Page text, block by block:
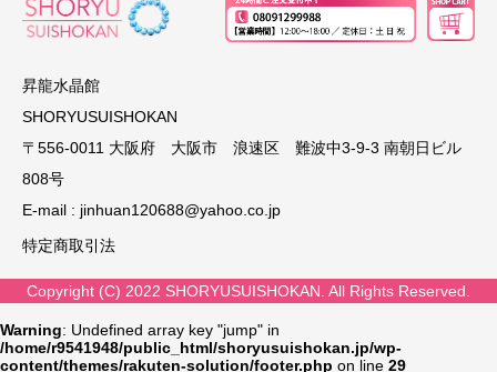
昇龍水晶館
SHORYUSUISHOKAN
〒556-0011 大阪府 大阪市 浪速区 難波中3-9-3 南朝日ビル
808号
E-mail : jinhuan120688@yahoo.co.jp
特定商取引法
Copyright (C) 2022 SHORYUSUISHOKAN. All Rights Reserved.
Warning: Undefined array key "jump" in
/home/r9541948/public_html/shoryusuishokan.jp/wp-
content/themes/rakuten-solution/footer.php on line 29